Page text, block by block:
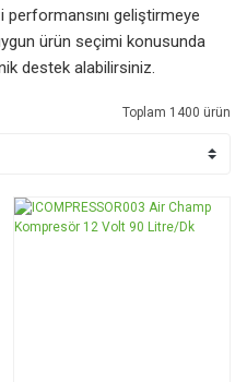
geliştirmeye
ürün seçimi konusunda
destek alabilirsiniz.
Toplam 1400 ürün